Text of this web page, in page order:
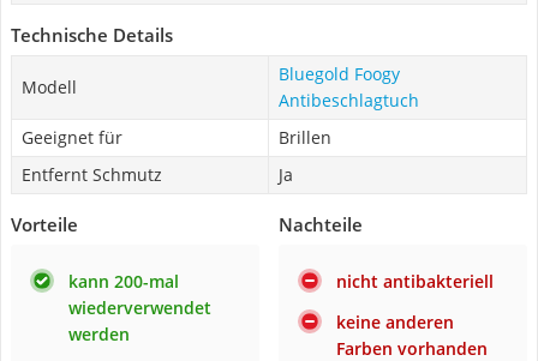
Technische Details
Modell
Bluegold Foogy
Antibeschlagtuch
Geeignet für
Brillen
Entfernt Schmutz
Ja
Vorteile
kann 200-mal
wiederverwendet
werden
Nachteile
nicht antibakteriell
keine anderen
Farben vorhanden